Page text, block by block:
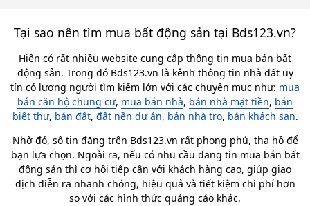
Tại sao nên tìm mua bất động sản tại Bds123.vn?
Hiện có rất nhiều website cung cấp thông tin mua bán bất
động sản. Trong đó Bds123.vn là kênh thông tin nhà đất uy
tín có lượng người tìm kiếm lớn với các chuyên mục như: mua
bán căn hộ chung cư, mua bán nhà, bán nhà mặt tiền, bán
biệt thự, bán đất, đất nền dự án, bán nhà trọ, bán khách sạn.
Nhờ đó, số tin đăng trên Bds123.vn rất phong phú, tha hồ để
bạn lựa chọn. Ngoài ra, nếu có nhu cầu đăng tin mua bán bất
động sản thì cơ hội tiếp cận với khách hàng cao, giúp giao
dịch diễn ra nhanh chóng, hiệu quả và tiết kiệm chi phí hơn
so với các hình thức quảng cáo khác.